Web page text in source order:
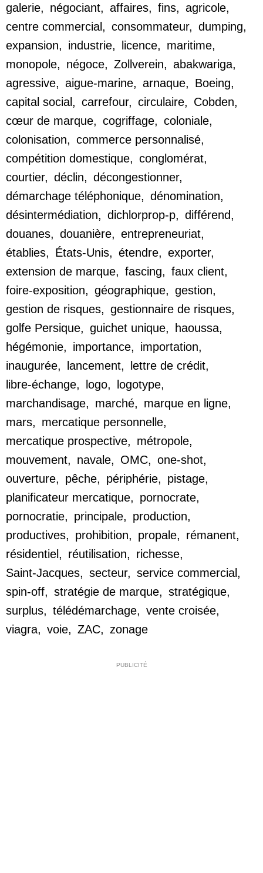
galerie, négociant, affaires, fins, agricole,
centre commercial, consommateur, dumping,
expansion, industrie, licence, maritime,
monopole, négoce, Zollverein, abakwariga,
agressive, aigue-marine, arnaque, Boeing,
capital social, carrefour, circulaire, Cobden,
cœur de marque, cogriffage, coloniale,
colonisation, commerce personnalisé,
compétition domestique, conglomérat,
courtier, déclin, décongestionner,
démarchage téléphonique, dénomination,
désintermédiation, dichlorprop-p, différend,
douanes, douanière, entrepreneuriat,
établies, États-Unis, étendre, exporter,
extension de marque, fascing, faux client,
foire-exposition, géographique, gestion,
gestion de risques, gestionnaire de risques,
golfe Persique, guichet unique, haoussa,
hégémonie, importance, importation,
inaugurée, lancement, lettre de crédit,
libre-échange, logo, logotype,
marchandisage, marché, marque en ligne,
mars, mercatique personnelle,
mercatique prospective, métropole,
mouvement, navale, OMC, one-shot,
ouverture, pêche, périphérie, pistage,
planificateur mercatique, pornocrate,
pornocratie, principale, production,
productives, prohibition, propale, rémanent,
résidentiel, réutilisation, richesse,
Saint-Jacques, secteur, service commercial,
spin-off, stratégie de marque, stratégique,
surplus, télédémarchage, vente croisée,
viagra, voie, ZAC, zonage
PUBLICITÉ